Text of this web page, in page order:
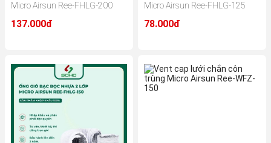
Micro Airsun Ree-FHLG-200
137.000đ
Micro Airsun Ree-FHLG-125
78.000đ